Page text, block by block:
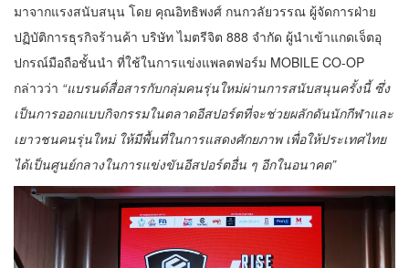
มาจากแรงสนับสนุน โดย คุณอิทธิพงศ์ กนกวลัยวรรณ ผู้จัดการฝ่าย
ปฏิบัติการธุรกิจร้านค้า บริษัท ไมตรีจิต 888 จำกัด ผู้นำเข้าแกดเจ็ตอุ
ปกรณ์มือถือชั้นนำ ที่ใช้ในการแข่งแพลตฟอร์ม MOBILE CO-OP
กล่าวว่า “แบรนด์สื่อสารกับกลุ่มคนรุ่นใหม่ผ่านการสนับสนุนครั้งนี้ ซึ่ง
เป็นการออกแบบกิจกรรมในตลาดอีสปอร์ตที่จะช่วยผลักดันนักกีฬาและ
เยาวชนคนรุ่นใหม่ ให้มีพื้นที่ในการแสดงศักยภาพ เพื่อให้ประเทศไทย
ได้เป็นศูนย์กลางในการแข่งขันอีสปอร์ตอื่น ๆ อีกในอนาคต”